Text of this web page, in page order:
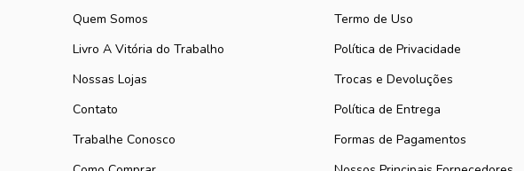
Quem Somos
Livro A Vitória do Trabalho
Nossas Lojas
Contato
Trabalhe Conosco
Termo de Uso
Política de Privacidade
Trocas e Devoluções
Política de Entrega
Formas de Pagamentos